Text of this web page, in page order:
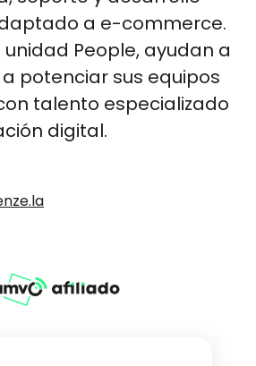
a e-commerce.
People, ayudan a
potenciar sus equipos
talento especializado
digital.